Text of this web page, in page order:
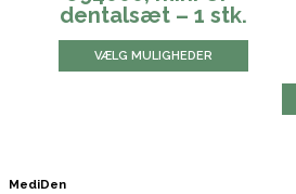
dentalsæt – 1 stk.
VÆLG MULIGHEDER
MediDen